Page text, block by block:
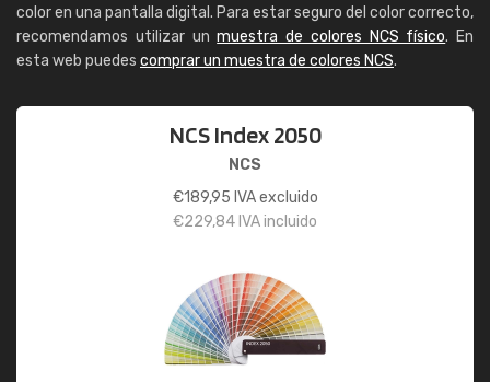
color en una pantalla digital. Para estar seguro del color correcto,
recomendamos utilizar unmuestra de colores NCS físico. En
esta web puedes comprar un muestra de colores NCS.
NCS Index 2050
NCS
€189,95 IVA excluido
€229,84 IVA incluido